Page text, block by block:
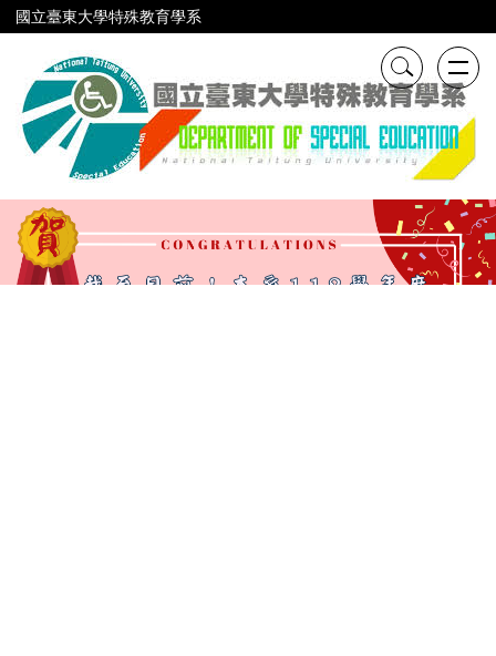
跳
到
內
容
國立臺東大學特殊教育學系